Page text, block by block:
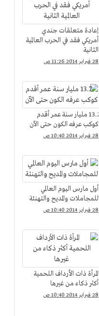
إعادة متعلقات جندي
أمريكي فقد في الحرب العالمية
الثانية
28 فبراير 2014 11:26 ص
13.7 مليار سنة عمر أقدم
كوكب عرفه الكون حتى الآن
28 فبراير 2014 10:40 ص
أول مارس اليوم العالمي
للمجاملات والمديح والتهنئة
28 فبراير 2014 10:40 ص
المرأة ذات الأرداف اللحمية
أكثر ذكاء من غيرها
28 فبراير 2014 10:40 ص